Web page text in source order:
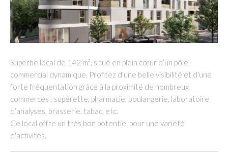
Superbe local de 142 m², situé en plein cœur d’un pôle
commercial dynamique. Profitez d'une belle visibilité et d'une
forte fréquentation grâce à la proximité de nombreux
commerces : supérette, pharmacie, boulangerie, laboratoire
d’analyses, brasserie, tabac, etc.
Ce local offre un très bon potentiel pour une variété
d'activités.